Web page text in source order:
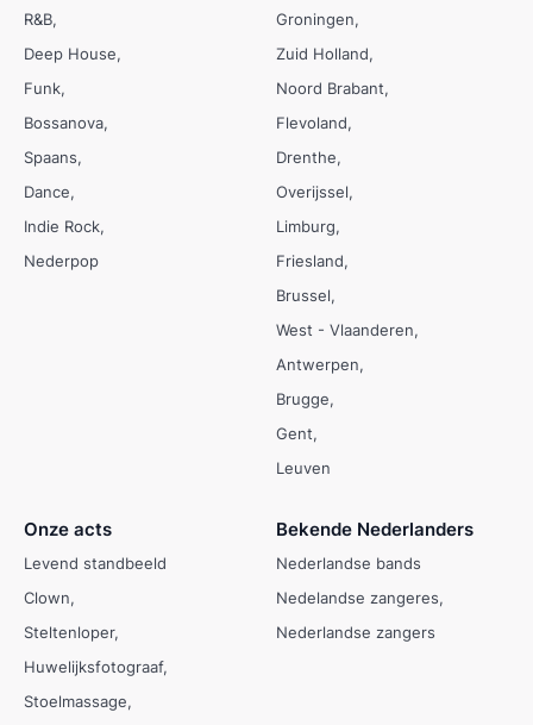
R&B
Deep House
Funk
Bossanova
Spaans
Dance
Indie Rock
Nederpop
Groningen
Zuid Holland
Noord Brabant
Flevoland
Drenthe
Overijssel
Limburg
Friesland
Brussel
West - Vlaanderen
Antwerpen
Brugge
Gent
Leuven
Onze acts
Levend standbeeld
Clown
Steltenloper
Huwelijksfotograaf
Stoelmassage
Bekende Nederlanders
Nederlandse bands
Nedelandse zangeres
Nederlandse zangers